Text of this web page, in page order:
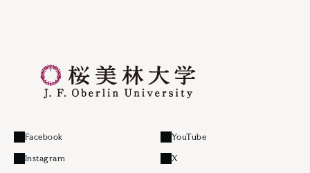
Facebook
外部リンク
YouTube
外部リンク
Instagram
外部リンク
X
外部リンク